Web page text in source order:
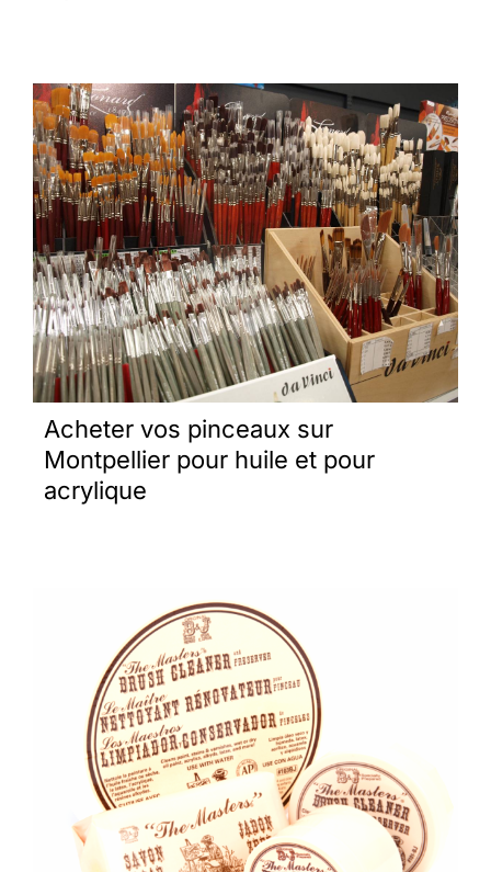
Acheter vos pinceaux sur
Montpellier pour huile et pour
acrylique